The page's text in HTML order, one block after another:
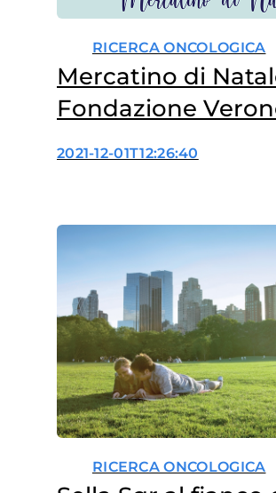
RICERCA ONCOLOGICA
Mercatino di
Fondazione
a trovarci!
2021-12-01T12:26:40
RICERCA ONCOLOGICA